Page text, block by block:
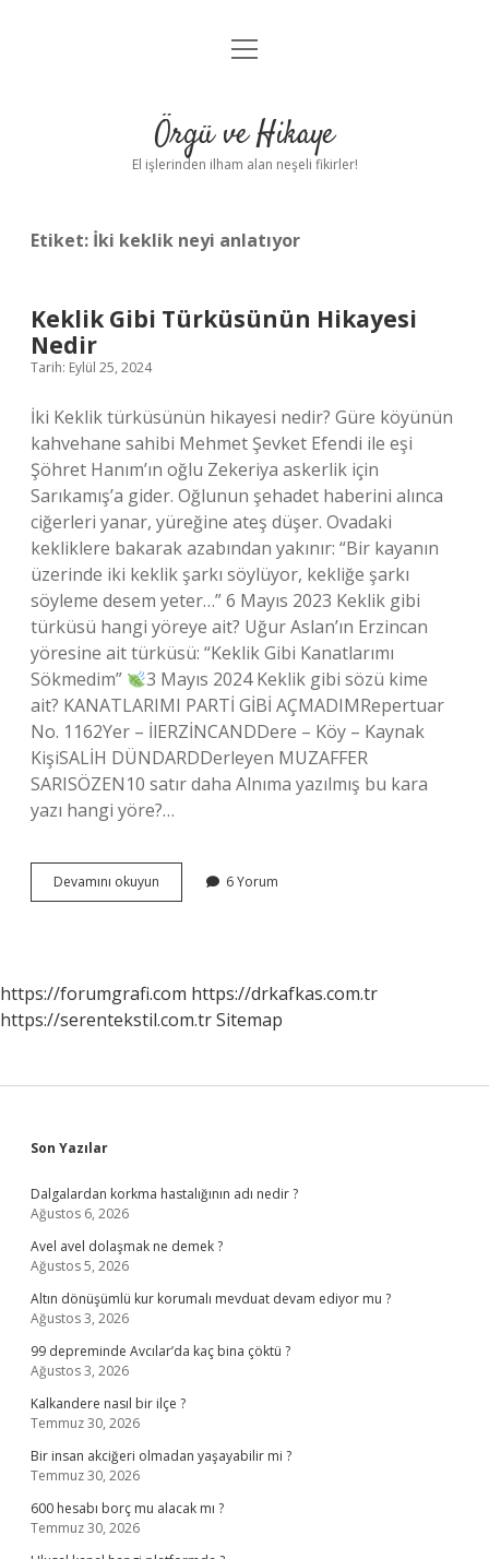
Anasayfa
Yasal Uyarı
menüyü
Örgü ve Hikaye
El işlerinden ilham alan neşeli fikirler!
Etiket: İki keklik neyi anlatıyor
Keklik Gibi Türküsünün Hikayesi
Nedir
Tarih: Eylül 25, 2024
İki Keklik türküsünün hikayesi nedir? Güre köyünün
kahvehane sahibi Mehmet Şevket Efendi ile eşi
Şöhret Hanım’ın oğlu Zekeriya askerlik için
Sarıkamış’a gider. Oğlunun şehadet haberini alınca
ciğerleri yanar, yüreğine ateş düşer. Ovadaki
kekliklere bakarak azabından yakınır: “Bir kayanın
üzerinde iki keklik şarkı söylüyor, kekliğe şarkı
söyleme desem yeter…” 6 Mayıs 2023 Keklik gibi
türküsü hangi yöreye ait? Uğur Aslan’ın Erzincan
yöresine ait türküsü: “Keklik Gibi Kanatlarımı
Sökmedim”
3 Mayıs 2024 Keklik gibi sözü kime
ait? KANATLARIMI PARTİ GİBİ AÇMADIMRepertuar
No. 1162Yer – İlERZİNCANDDere – Köy – Kaynak
KişiSALİH DÜNDARDDerleyen MUZAFFER
SARISÖZEN10 satır daha Alnıma yazılmış bu kara
yazı hangi yöre?…
Devamını okuyun
Gibi
6 Yorum
https://forumgrafi.com https://drkafkas.com.tr
https://serentekstil.com.trSitemap
Sidebar
Son Yazılar
Dalgalardan korkma hastalığının adı nedir ?
Ağustos 6, 2026
Avel avel dolaşmak ne demek ?
Ağustos 5, 2026
Altın dönüşümlü kur korumalı mevduat devam ediyor mu ?
Ağustos 3, 2026
99 depreminde Avcılar’da kaç bina çöktü ?
Ağustos 3, 2026
Kalkandere nasıl bir ilçe ?
Temmuz 30, 2026
Bir insan akciğeri olmadan yaşayabilir mi ?
Temmuz 30, 2026
600 hesabı borç mu alacak mı ?
Temmuz 30, 2026